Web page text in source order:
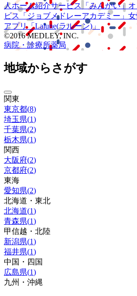
人ホーム紹介サービス
「みんかい」
ビス
「ジョブメドレーアカデミー」
アプリ「Lalune(ラルーン)」
©2016 MEDLEY, INC.
病院・診療所薬局
地域からさがす
関東
東京都(8)
埼玉県(1)
千葉県(2)
栃木県(1)
関西
大阪府(2)
京都府(2)
東海
愛知県(2)
北海道・東北
北海道(1)
青森県(1)
甲信越・北陸
新潟県(1)
福井県(1)
中国・四国
広島県(1)
九州・沖縄